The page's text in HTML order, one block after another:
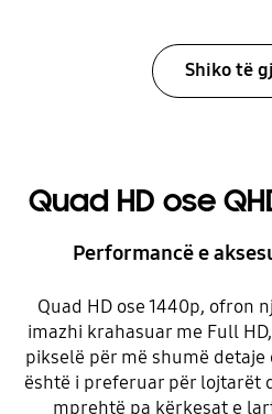
Shiko të
Quad HD ose
Performancë e
Quad HD ose 1440p, ofron
imazhi krahasuar me Full
pikselë për më shumë
është i preferuar për lojtarët
mprehtë pa kërkesat e